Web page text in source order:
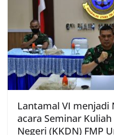
Lantamal VI menjadi
acara Seminar
Negeri (KKDN) FMP